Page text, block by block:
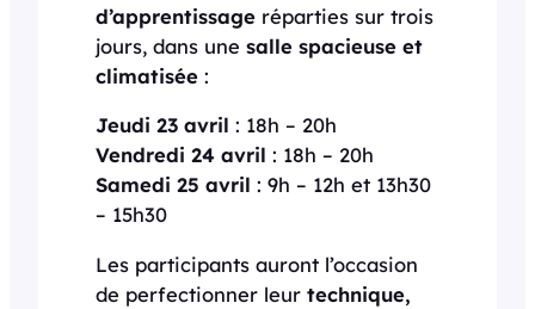
d’apprentissage réparties sur trois
jours, dans une salle spacieuse et
climatisée :
Jeudi 23 avril : 18h – 20h
Vendredi 24 avril : 18h – 20h
Samedi 25 avril : 9h – 12h et 13h30
– 15h30
Les participants auront l’occasion
de perfectionner leur technique,